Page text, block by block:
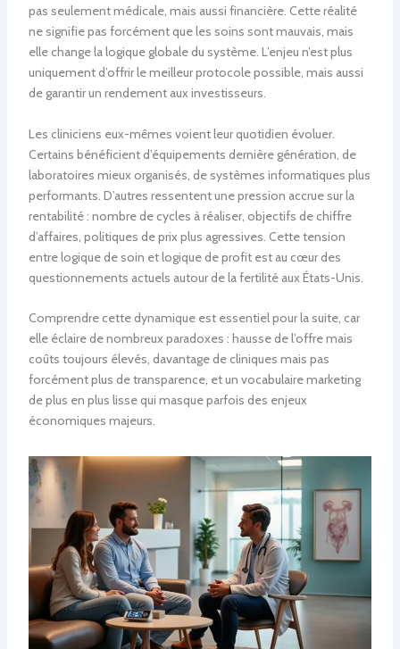
pas seulement médicale, mais aussi financière. Cette réalité
ne signifie pas forcément que les soins sont mauvais, mais
elle change la logique globale du système. L’enjeu n’est plus
uniquement d’offrir le meilleur protocole possible, mais aussi
de garantir un rendement aux investisseurs.
Les cliniciens eux-mêmes voient leur quotidien évoluer.
Certains bénéficient d’équipements dernière génération, de
laboratoires mieux organisés, de systèmes informatiques plus
performants. D’autres ressentent une pression accrue sur la
rentabilité : nombre de cycles à réaliser, objectifs de chiffre
d’affaires, politiques de prix plus agressives. Cette tension
entre logique de soin et logique de profit est au cœur des
questionnements actuels autour de la fertilité aux États-Unis.
Comprendre cette dynamique est essentiel pour la suite, car
elle éclaire de nombreux paradoxes : hausse de l’offre mais
coûts toujours élevés, davantage de cliniques mais pas
forcément plus de transparence, et un vocabulaire marketing
de plus en plus lisse qui masque parfois des enjeux
économiques majeurs.